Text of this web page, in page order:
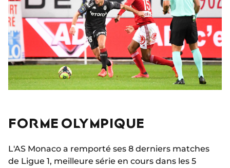
FORME OLYMPIQUE
L'AS Monaco a remporté ses 8 derniers matches
de Ligue 1, meilleure série en cours dans les 5